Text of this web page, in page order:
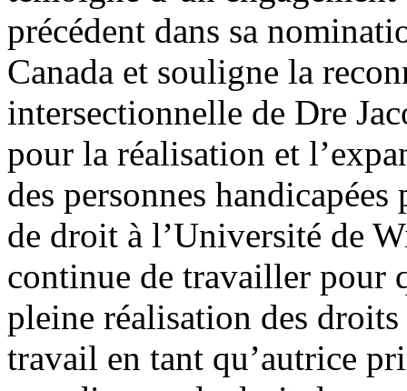
précédent dans sa
Canada et souligne la
intersectionnelle de Dre
pour la réalisation et
des personnes
de droit à l’Université de
continue de travailler pour
pleine réalisation des droits
travail en tant qu’autrice